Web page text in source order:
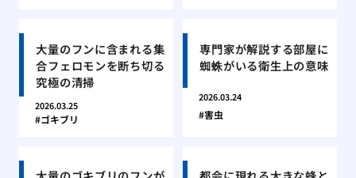
大量のフンに含まれる集
合フェロモンを断ち切る
究極の清掃
2026.03.25
ゴキブリ
専門家が解説する部屋に
蜘蛛がいる衛生上の意味
2026.03.24
害虫